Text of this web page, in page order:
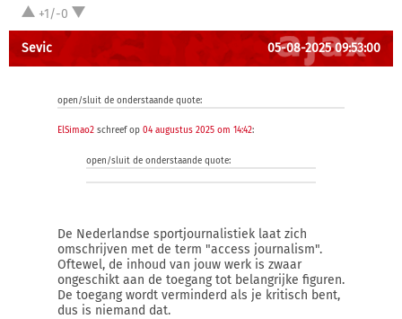
+1/-0
Sevic 05-08-2025 09:53:00
open/sluit de onderstaande quote:
ElSimao2 schreef op 04 augustus 2025 om 14:42:
open/sluit de onderstaande quote:
De Nederlandse sportjournalistiek laat zich
omschrijven met de term "access journalism".
Oftewel, de inhoud van jouw werk is zwaar
ongeschikt aan de toegang tot belangrijke figuren.
De toegang wordt verminderd als je kritisch bent,
dus is niemand dat.